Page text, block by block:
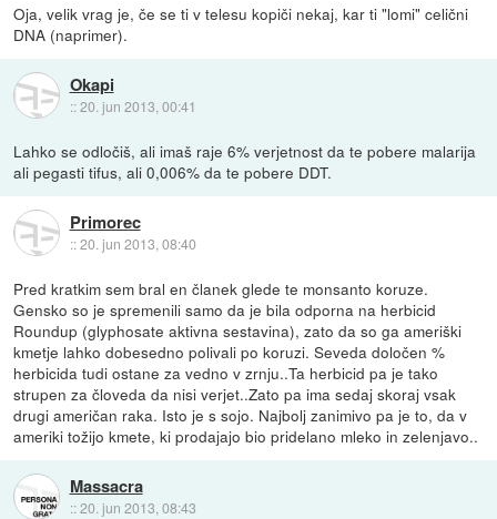
Oja, velik vrag je, če se ti v telesu kopiči nekaj, kar ti "lomi" celični
DNA (naprimer).
Okapi
::20. jun 2013, 00:41
Lahko se odločiš, ali imaš raje 6% verjetnost da te pobere malarija
ali pegasti tifus, ali 0,006% da te pobere DDT.
Primorec
::20. jun 2013, 08:40
Pred kratkim sem bral en članek glede te monsanto koruze.
Gensko so je spremenili samo da je bila odporna na herbicid
Roundup (glyphosate aktivna sestavina), zato da so ga ameriški
kmetje lahko dobesedno polivali po koruzi. Seveda določen %
herbicida tudi ostane za vedno v zrnju..Ta herbicid pa je tako
strupen za človeda da nisi verjet..Zato pa ima sedaj skoraj vsak
drugi američan raka. Isto je s sojo. Najbolj zanimivo pa je to, da v
ameriki tožijo kmete, ki prodajajo bio pridelano mleko in zelenjavo..
Massacra
::20. jun 2013, 08:43